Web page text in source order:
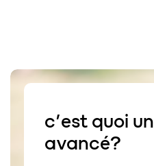
c’est quoi un
avancé?